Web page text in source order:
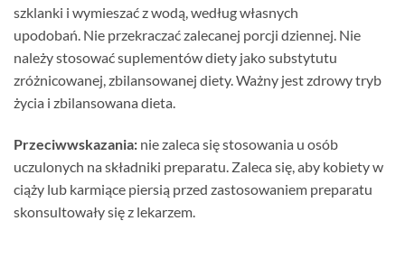
szklanki i wymieszać z wodą, według własnych
upodobań. Nie przekraczać zalecanej porcji dziennej. Nie
należy stosować suplementów diety jako substytutu
zróżnicowanej, zbilansowanej diety. Ważny jest zdrowy tryb
życia i zbilansowana dieta.
Przeciwwskazania: nie zaleca się stosowania u osób
uczulonych na składniki preparatu. Zaleca się, aby kobiety w
ciąży lub karmiące piersią przed zastosowaniem preparatu
skonsultowały się z lekarzem.